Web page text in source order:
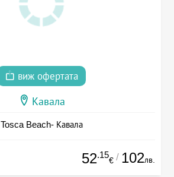
виж офертата
Кавала
Tosca Beach- Кавала
52.15
€ / 102лв.